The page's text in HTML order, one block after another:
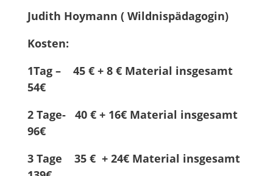
Judith Hoymann ( Wildnispädagogin)
Kosten:
1Tag – 45 € + 8 € Material insgesamt
54€
2 Tage- 40 € + 16€ Material insgesamt
96€
3 Tage 35 € + 24€ Material insgesamt